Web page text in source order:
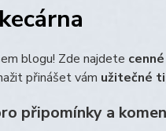
blogu! Zde najdete
přinášet vám užitečné
připomínky a